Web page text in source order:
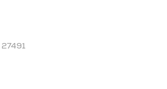
27491